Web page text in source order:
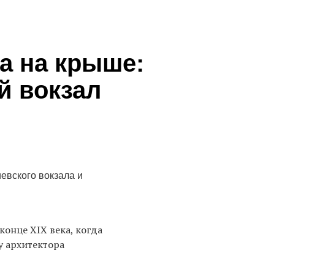
на крыше:
вокзал
вокзала и
XIX века, когда
архитектора